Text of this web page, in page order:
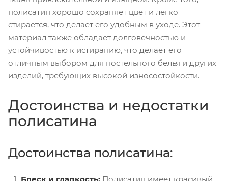
полисатин хорошо сохраняет цвет и легко
стирается, что делает его удобным в уходе. Этот
материал также обладает долговечностью и
устойчивостью к истиранию, что делает его
отличным выбором для постельного белья и других
изделий, требующих высокой износостойкости.
Достоинства и недостатки
полисатина
Достоинства полисатина: